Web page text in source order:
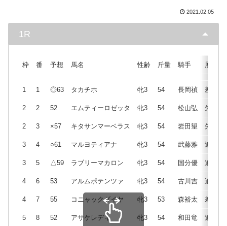
2021.02.05
1R
枠 番 予想 馬名 性齢 斤量 騎手 展開
1 1 ◎63 タカチホ 牝3 54 長岡禎 差
2 2 52 エムティーロゼッタ 牝3 54 松山弘 先
2 3 ×57 キタサンマーベラス 牝3 54 岩田望 先
3 4 ○61 マルヨティアナ 牝3 54 武藤雅 追
3 5 △59 ラブリーマカロン 牝3 54 国分優 追
4 6 53 アルムポテンツァ 牝3 54 古川吉 追
4 7 55 コニャックダイヤ 牝3 53 森裕太 差
5 8 52 アサケレディ 牝3 54 和田竜 追